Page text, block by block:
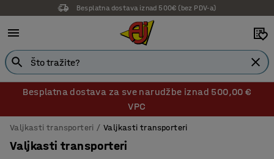
14 dana prava na povrat
Besplatna dostava za sve narudžbe iznad 500,00 €
VPC
Valjkasti transporteri Valjkasti transporteri
Valjkasti transporteri